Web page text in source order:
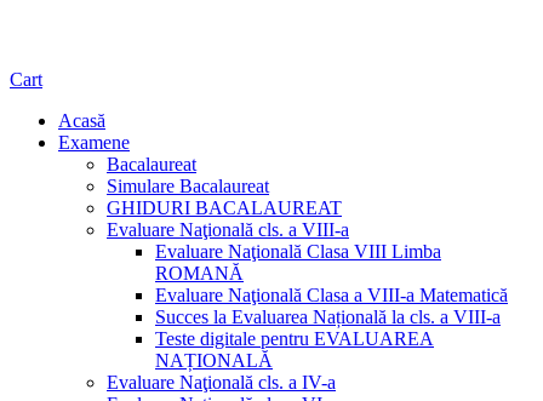
Cart
Acasă
Examene
Bacalaureat
Simulare Bacalaureat
GHIDURI BACALAUREAT
Evaluare Naţională cls. a VIII-a
Evaluare Naţională Clasa VIII Limba
ROMANĂ
Evaluare Naţională Clasa a VIII-a Matematică
Succes la Evaluarea Națională la cls. a VIII-a
Teste digitale pentru EVALUAREA
NAȚIONALĂ
Evaluare Naţională cls. a IV-a